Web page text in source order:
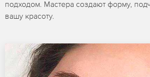
подходом. Мастера создают форму,
вашу красоту.